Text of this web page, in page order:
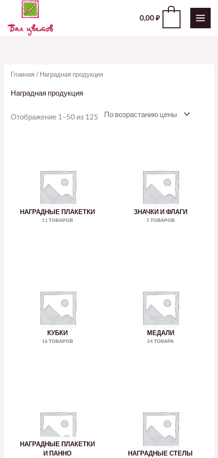
Перейти
содержимому
0,00₽
Главная / Наградная продукция
Наградная продукция
Отображение 1–50 из 125
НАГРАДНЫЕ ПЛАКЕТКИ
11 ТОВАРОВ
ЗНАЧКИ И ФЛАГИ
5 ТОВАРОВ
КУБКИ
16 ТОВАРОВ
МЕДАЛИ
24 ТОВАРА
НАГРАДНЫЕ ПЛАКЕТКИ
И ПАННО
НАГРАДНЫЕ СТЕЛЫ